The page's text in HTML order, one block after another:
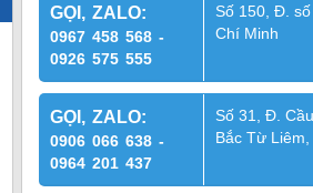
GỌI, ZALO:
0967 458 568 -
0926 575 555
Số 150, Đ.
Chí Minh
GỌI, ZALO:
0906 066 638 -
0964 201 437
Số 31, Đ.
Bắc Từ